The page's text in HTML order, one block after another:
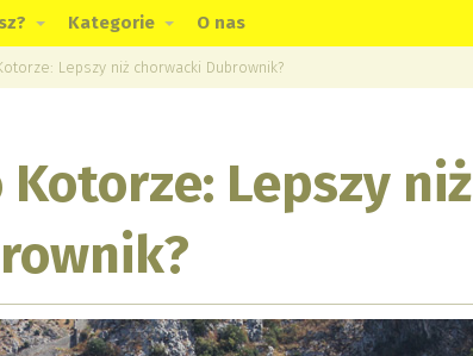
Kategorie O nas
Lepszy niż chorwacki Dubrownik?
Lepszy niż